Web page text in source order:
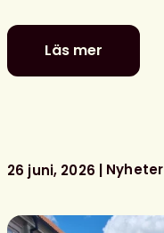
Läs mer
Se
Svensk
Almedalen
26 juni, 2026 Nyheter